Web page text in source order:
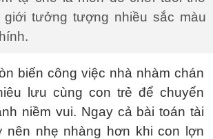
giới tưởng tượng nhiều sắc màu
biến công việc nhà nhàm chán
lưu cùng con trẻ để chuyển
niềm vui. Ngay cả bài toán tài
nên nhẹ nhàng hơn khi con lợn